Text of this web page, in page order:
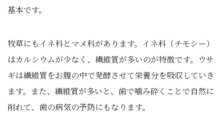
基本です。
牧草にもイネ科とマメ科があります。イネ科（チモシー）
はカルシウムが少なく、繊維質が多いのが特徴です。ウサ
ギは繊維質をお腹の中で発酵させて栄養分を吸収していき
ます。また、繊維質が多いと、歯で噛み砕くことで自然に
削れて、歯の病気の予防にもなります。